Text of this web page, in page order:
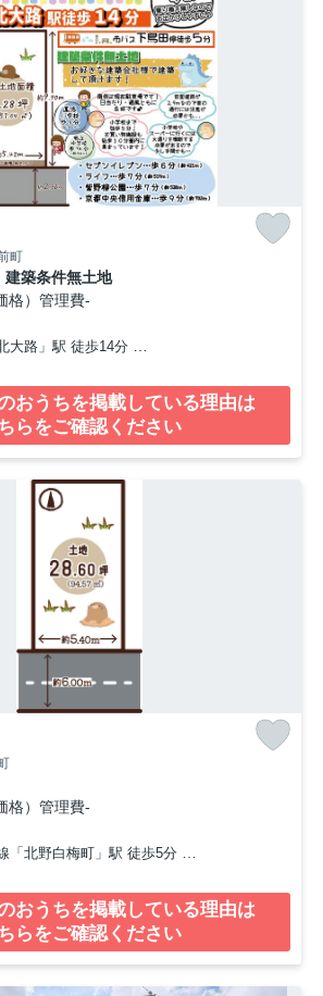
町
築条件無土地
） 管理費-
大路」駅 徒歩14分
おうちを掲載している理由は
らをご確認ください
） 管理費-
「北野白梅町」駅 徒歩5分
おうちを掲載している理由は
らをご確認ください